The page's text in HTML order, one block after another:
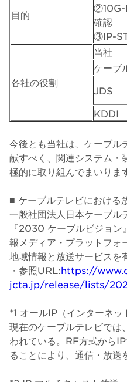
目的
②10G-
確認
③IP-
各社の役割
当社
ケーブ
JDS
KDDI
今後とも当社は、ケーブル
献すべく、関連システム・
極的に取り組んでまいりま
■ ケーブルテレビにおける
一般社団法人日本ケーブル
『2030 ケーブルビジョン
報メディア・プラットフォ
地域情報と放送サービスを
・参照URL:https://
jcta.jp/release/lists/
*1 オールIP（インターネッ
現在のケーブルテレビでは
われている。RF方式から
ることにより、通信・放送